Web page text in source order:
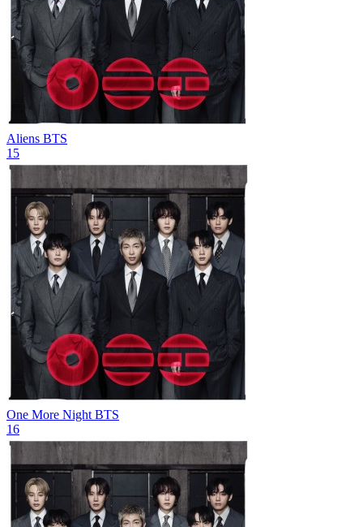
Aliens BTS
15
One More Night BTS
16